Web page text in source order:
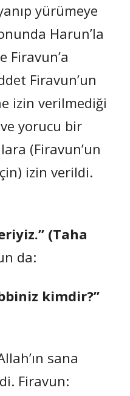
yürümeye
Harun’la
Firavun’a
Firavun’un
izin verilmediği
yorucu bir
(Firavun’un
izin verildi.
(Taha
da:
kimdir?”
sana
Firavun: